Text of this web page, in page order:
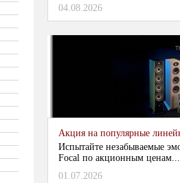
04.08.2026
Акция на популярные
Испытайте незабываемые
Focal по акционным
01.07.2026